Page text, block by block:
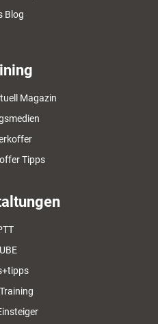
Blog
Magazin
Tipps